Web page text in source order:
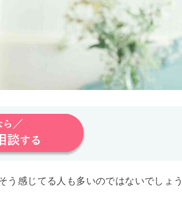
う感じてる人も多いのではないでしょう